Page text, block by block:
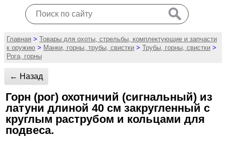
Главная > Товары для охоты, стрельбы, комплектующие и запчасти
к оружию > Манки, горны, трубы, свистки > Трубы, горны, свистки >
Рога, горны
← Назад
Горн (рог) охотничий (сигнальный) из
латуни длиной 40 см закругленный с
круглым раструбом и кольцами для
подвеса.